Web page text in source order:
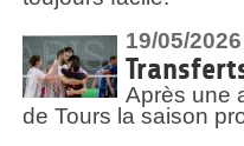
19/05/2026
Après une
de Tours la saison